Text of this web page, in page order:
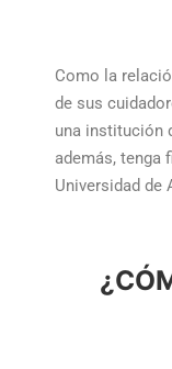
Como la
de sus
una institución
además, tenga
Universidad de